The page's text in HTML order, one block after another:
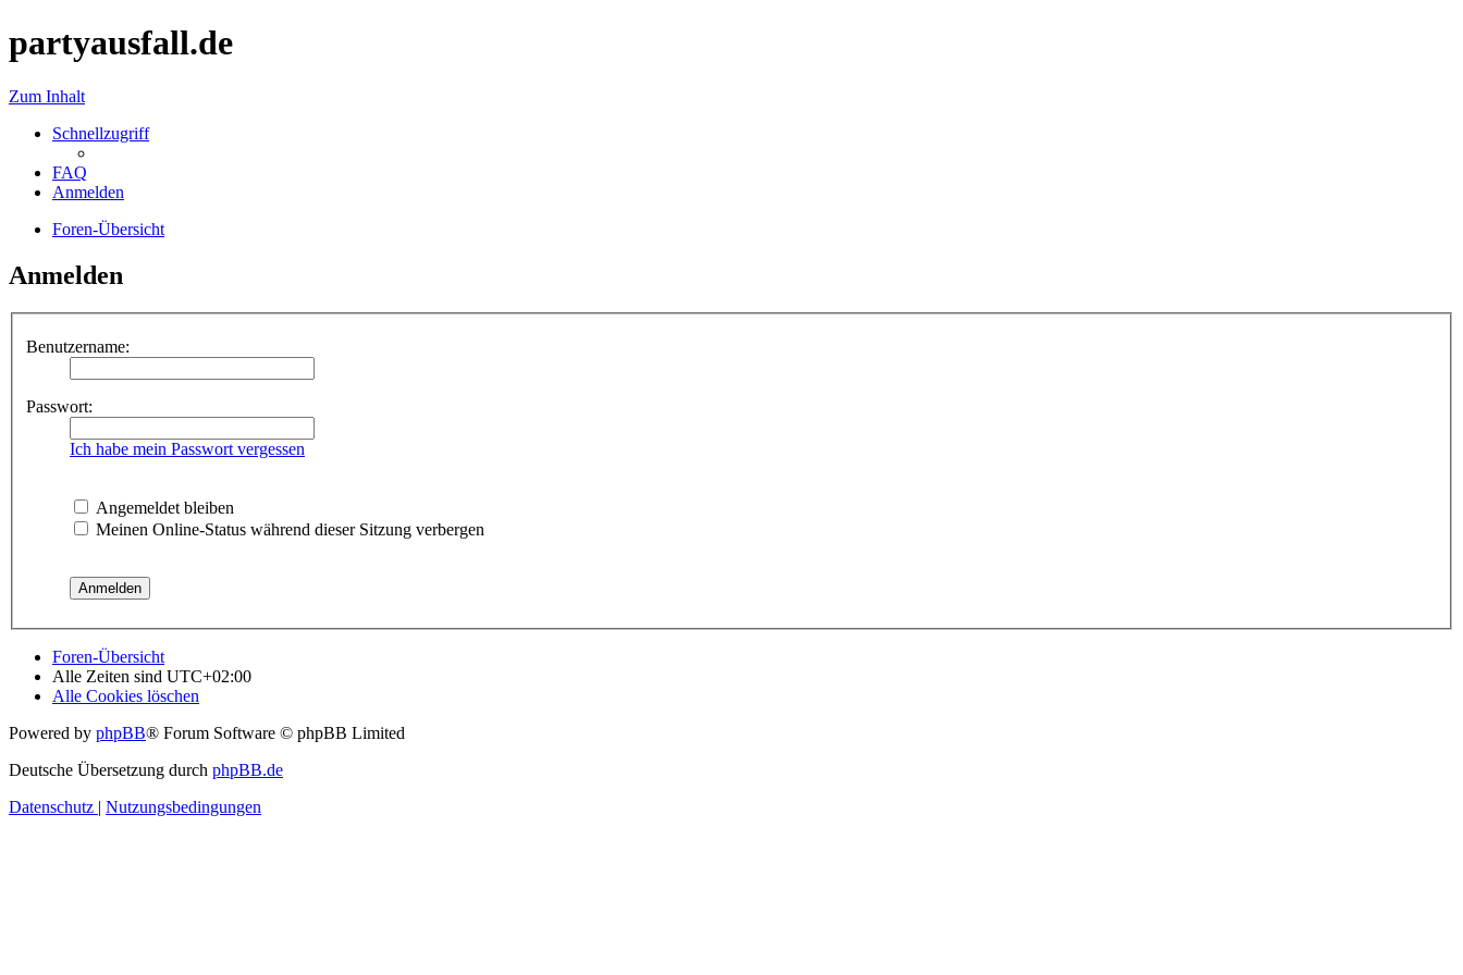
partyausfall.de
Zum Inhalt
Schnellzugriff
FAQ
Anmelden
Foren-Übersicht
Anmelden
Benutzername:
Passwort:
Ich habe mein Passwort vergessen
Angemeldet bleiben
Meinen Online-Status während dieser Sitzung verbergen
Foren-Übersicht
Alle Zeiten sind UTC+02:00
Alle Cookies löschen
Powered by phpBB® Forum Software © phpBB Limited
Deutsche Übersetzung durch phpBB.de
Datenschutz | Nutzungsbedingungen